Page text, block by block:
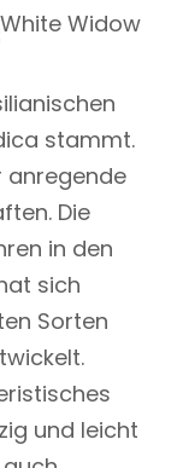
stammt.
anregende
Die
in den
sich
Sorten
und leicht